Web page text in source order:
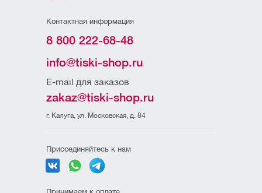
Контактная информация
8 800 222-68-48
info@tiski-shop.ru
E-mail для заказов
zakaz@tiski-shop.ru
г. Калуга, ул. Московская, д. 84
Присоединяйтесь к нам